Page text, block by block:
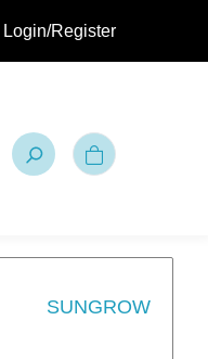
Login/Register
SUNGROW